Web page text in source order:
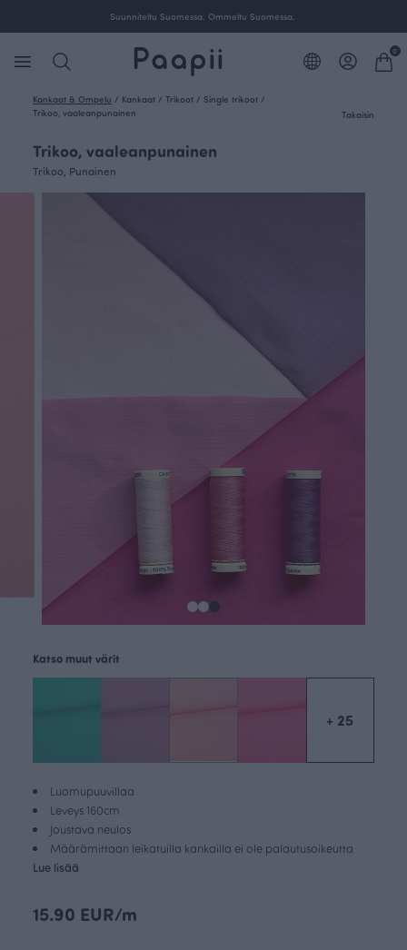
Suunniteltu Suomessa. Ommeltu
0
Kankaat & Ompelu / Kankaat / Trikoot / Single trikoot /
Trikoo, vaaleanpunainen
Takaisin
Trikoo, vaaleanpunainen
Trikoo, Punainen
Luomupuuvillaa
Leveys 160cm
Joustava neulos
Määrämittaan leikatuilla kankailla ei ole palautusoikeutta
Lue lisää
Katso muut värit
+ 25
15.90 EUR/m